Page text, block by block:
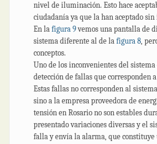
nivel de iluminación. Esto hace
ciudadanía ya que la han aceptado sin
En la figura 9vemos una pantalla de
sistema diferente al de la figura 8,
conceptos.
Uno de los inconvenientes del
detección de fallas que corresponden
Estas fallas no corresponden al
sino a la empresa proveedora de
tensión en Rosario no son estables
presentado variaciones diversas y el
falla y envía la alarma, que